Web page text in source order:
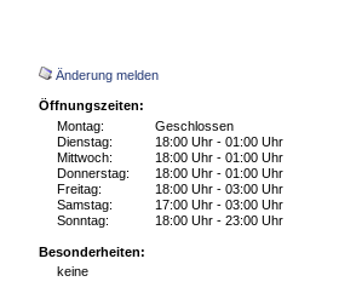
Änderung melden
Öffnungszeiten:
Montag:
Geschlossen
Dienstag:
18:00 Uhr - 01:00 Uhr
Mittwoch:
18:00 Uhr - 01:00 Uhr
Donnerstag:
18:00 Uhr - 01:00 Uhr
Freitag:
18:00 Uhr - 03:00 Uhr
Samstag:
17:00 Uhr - 03:00 Uhr
Sonntag:
18:00 Uhr - 23:00 Uhr
Besonderheiten:
keine